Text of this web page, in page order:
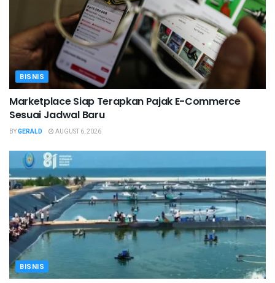
BISNIS
Marketplace Siap Terapkan Pajak E-Commerce
Sesuai Jadwal Baru
BYGERALD AUGUST 6, 2026
BISNIS